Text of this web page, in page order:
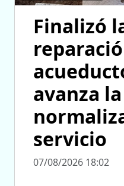
Finalizó
avanza la
servicio
07/08/2026 18:02